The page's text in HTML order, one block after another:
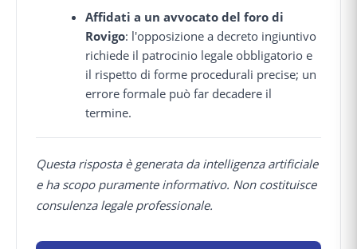
Affidati a un avvocato del foro di
Rovigo: l'opposizione a decreto ingiuntivo
richiede il patrocinio legale obbligatorio e
il rispetto di forme procedurali precise; un
errore formale può far decadere il
termine.
Questa risposta è generata da intelligenza artificiale
e ha scopo puramente informativo. Non costituisce
consulenza legale professionale.